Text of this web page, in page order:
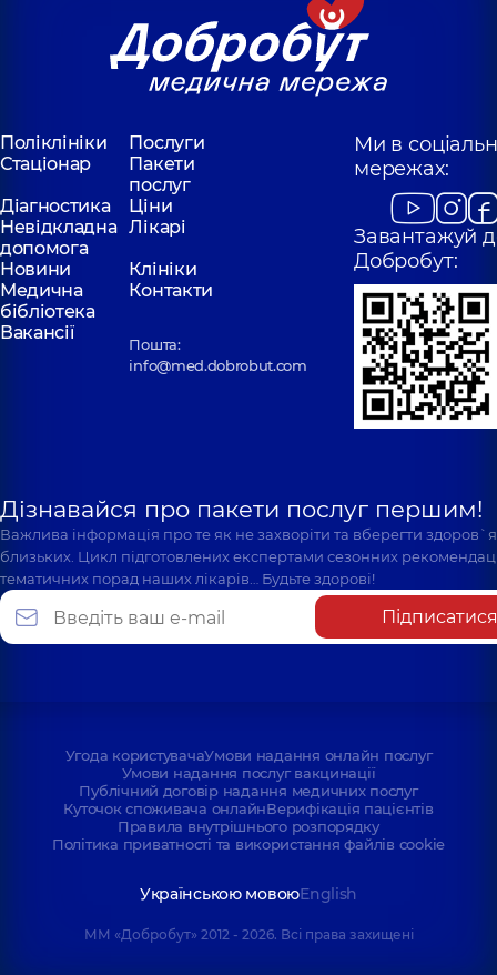
Поліклініки
Послуги
Стаціонар
Пакети
послуг
Діагностика
Ціни
Невідкладна
допомога
Лікарі
Новини
Клініки
Медична
бібліотека
Контакти
Вакансії
Пошта:
info@med.dobrobut.com
Ми в
мережах:
Завантажуй
Добробут:
Дізнавайся про пакети послуг першим!
Важлива інформація про те як не захворіти та вберегти
близьких. Цикл підготовлених експертами сезонних
тематичних порад наших лікарів… Будьте здорові!
Підписатися
Угода користувачаУмови надання онлайн послуг
Умови надання послуг вакцинації
Публічний договір надання медичних послуг
Куточок споживача онлайнВерифікація пацієнтів
Правила внутрішнього розпорядку
Політика приватності та використання файлів cookie
Українською мовоюEnglish
ММ «Добробут» 2012 - 2026. Всі права захищені